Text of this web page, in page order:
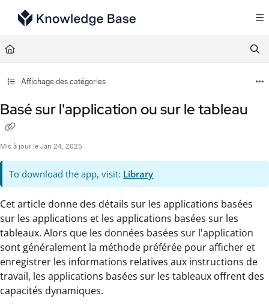
Documentation Index
Fetch the complete documentation index at:
Use this file to discover all available pages before exploring further.
Affichage des catégories
Basé sur l'application ou sur le tableau
Mis à jour le Jan 24, 2025
To download the app, visit: Library
Cet article donne des détails sur les applications basées
sur les applications et les applications basées sur les
tableaux. Alors que les données basées sur l'application
sont généralement la méthode préférée pour afficher et
enregistrer les informations relatives aux instructions de
travail, les applications basées sur les tableaux offrent des
capacités dynamiques.